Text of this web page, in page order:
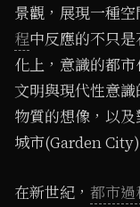
景觀，展現一種
程中反應的不只
化上，意識的都
文明與現代性意
物質的想像，以
城市(Garden
在新世紀， 都市過